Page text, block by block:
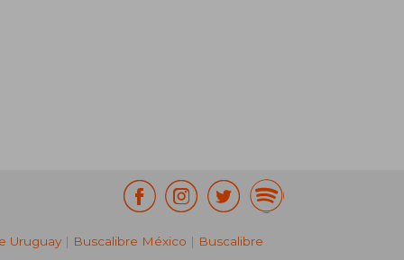
Uruguay | Buscalibre México | Buscalibre